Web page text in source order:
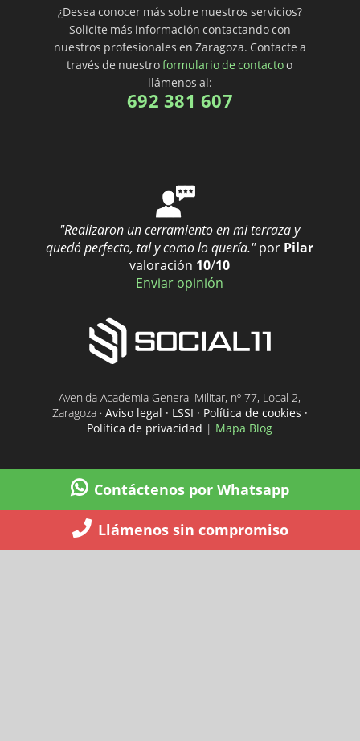
¿Desea conocer más sobre nuestros servicios?
Solicite más información contactando con
nuestros profesionales en Zaragoza. Contacte a
través de nuestroformulario de contactoo
llámenos al:
692 381 607
"Realizaron un cerramiento en mi terraza y
quedó perfecto, tal y como lo quería." por Pilar
valoración 10/10
Enviar opinión
Avenida Academia General Militar, nº 77, Local 2,
Zaragoza · Aviso legal · LSSI · Política de cookies ·
Política de privacidad | Mapa Blog
Contáctenos por Whatsapp
Llámenos sin compromiso